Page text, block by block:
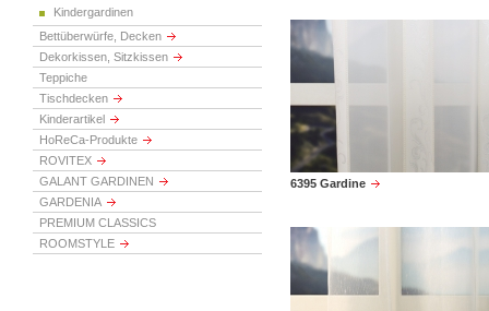
Kindergardinen
Bettüberwürfe, Decken
Dekorkissen, Sitzkissen
Teppiche
Tischdecken
Kinderartikel
HoReCa-Produkte
ROVITEX
GALANT GARDINEN
GARDENIA
PREMIUM CLASSICS
ROOMSTYLE
6395 Gardine